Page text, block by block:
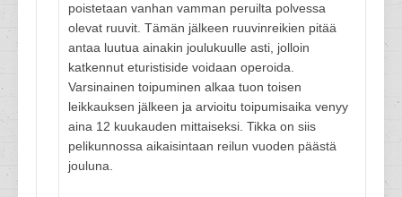
poistetaan vanhan vamman peruilta polvessa
olevat ruuvit. Tämän jälkeen ruuvinreikien pitää
antaa luutua ainakin joulukuulle asti, jolloin
katkennut eturistiside voidaan operoida.
Varsinainen toipuminen alkaa tuon toisen
leikkauksen jälkeen ja arvioitu toipumisaika venyy
aina 12 kuukauden mittaiseksi. Tikka on siis
pelikunnossa aikaisintaan reilun vuoden päästä
jouluna.